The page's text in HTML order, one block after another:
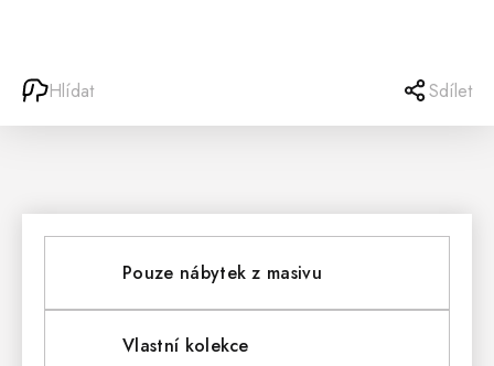
Hlídat Sdílet
Pouze nábytek z masivu
Vlastní kolekce